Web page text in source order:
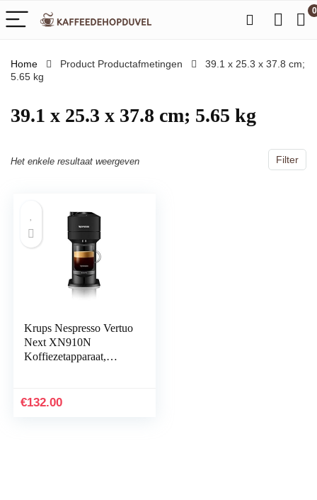
0
Home Product Productafmetingen
‎39.1 x 25.3 x 37.8 cm;
5.65 kg
‎39.1 x 25.3 x 37.8 cm; 5.65 kg
Filter
Het enkele resultaat weergeven
Krups Nespresso Vertuo
Next XN910N
Koffiezetapparaat,
centrifusietechnologie,
€132.00